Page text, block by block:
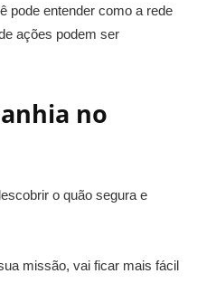
pode entender como a rede
ações podem ser
no
o quão segura e
missão, vai ficar mais fácil